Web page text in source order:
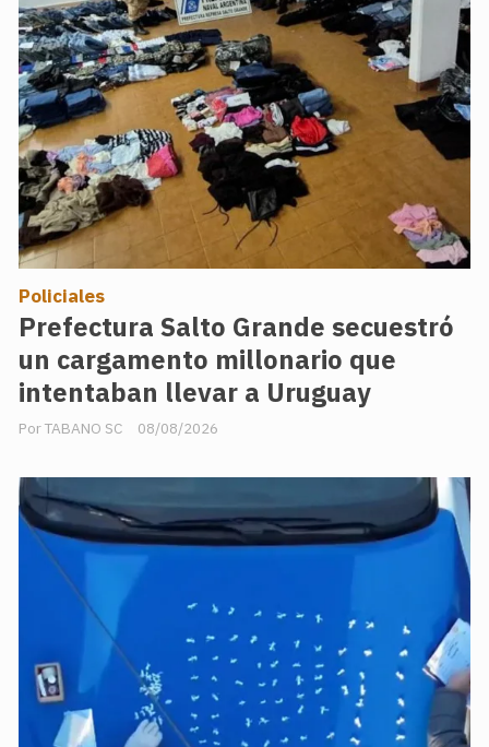
Prefectura Salto Grande secuestró
un cargamento millonario que
intentaban llevar a Uruguay
TABANO SC
Policiales
08/08/2026